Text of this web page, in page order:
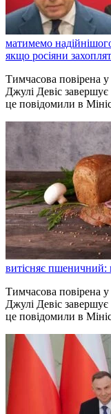
матимемо
якщо росіяни
Тимчасова повірена
Джулі Девіс
це повідомили в
витісняє пшеничний:
Тимчасова повірена
Джулі Девіс
це повідомили в